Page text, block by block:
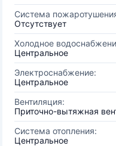
Система
Отсутствует
Холодное
Центральное
Электроснабжение:
Центральное
Вентиляция:
Приточно-вытяжная
Система отопления:
Центральное